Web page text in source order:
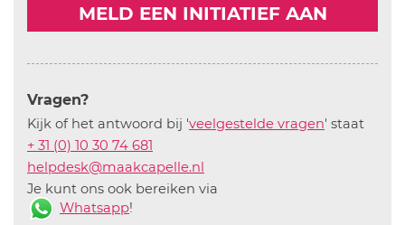
MELD EEN INITIATIEF AAN
Vragen?
Kijk of het antwoord bij 'veelgestelde vragen' staat
+ 31 (0) 10 30 74 681
helpdesk@maakcapelle.nl
Je kunt ons ook bereiken via
Whatsapp!